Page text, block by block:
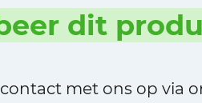
dit
met ons op via